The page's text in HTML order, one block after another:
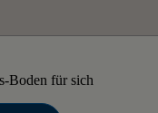
Boden für sich